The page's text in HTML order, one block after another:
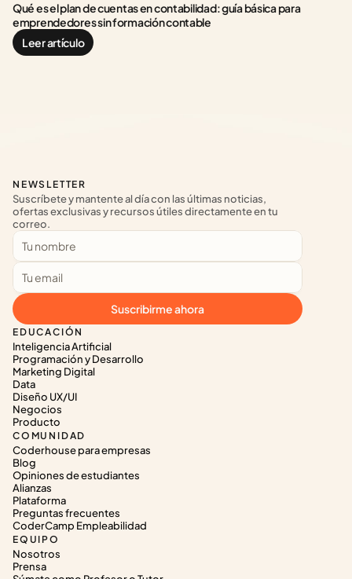
Qué es el plan de cuentas en contabilidad: guía básica para
emprendedores sin formación contable
Leer artículo
EDUCACIÓN
Inteligencia Artificial
Programación y Desarrollo
Marketing Digital
Data
Diseño UX/UI
Negocios
Producto
COMUNIDAD
Coderhouse para empresas
Blog
Opiniones de estudiantes
Alianzas
Plataforma
Preguntas frecuentes
CoderCamp Empleabilidad
EQUIPO
Nosotros
Prensa
NEWSLETTER
Suscríbete y mantente al día con las últimas noticias,
ofertas exclusivas y recursos útiles directamente en tu
correo.
Suscribirme ahora